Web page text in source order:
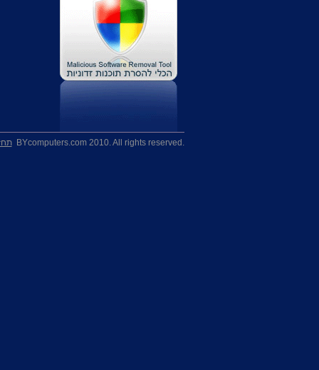
BYcomputers.com 2010. All rights reserved.‎